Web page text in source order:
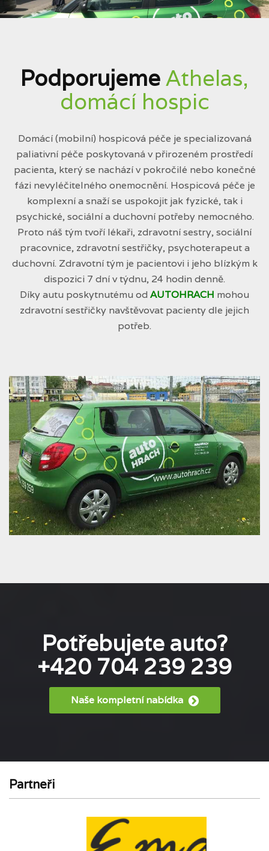
PodporujemeAthelas,
domácí hospic
Domácí (mobilní) hospicová péče je specializovaná
paliativní péče poskytovaná v přirozeném prostředí
pacienta, který se nachází v pokročilé nebo konečné
fázi nevyléčitelného onemocnění. Hospicová péče je
komplexní a snaží se uspokojit jak fyzické, tak i
psychické, sociální a duchovní potřeby nemocného.
Proto náš tým tvoří lékaři, zdravotní sestry, sociální
pracovnice, zdravotní sestřičky, psychoterapeut a
duchovní. Zdravotní tým je pacientovi i jeho blízkým k
dispozici 7 dní v týdnu, 24 hodin denně.
Díky autu poskytnutému od AUTOHRACH mohou
zdravotní sestřičky navštěvovat pacienty dle jejich
potřeb.
Potřebujete auto?
+420 704 239 239
Naše kompletní nabídka
Partneři